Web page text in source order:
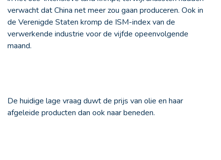
verwacht dat China net meer zou gaan produceren. Ook in
de Verenigde Staten kromp de ISM-index van de
verwerkende industrie voor de vijfde opeenvolgende
maand.
De huidige lage vraag duwt de prijs van olie en haar
afgeleide producten dan ook naar beneden.